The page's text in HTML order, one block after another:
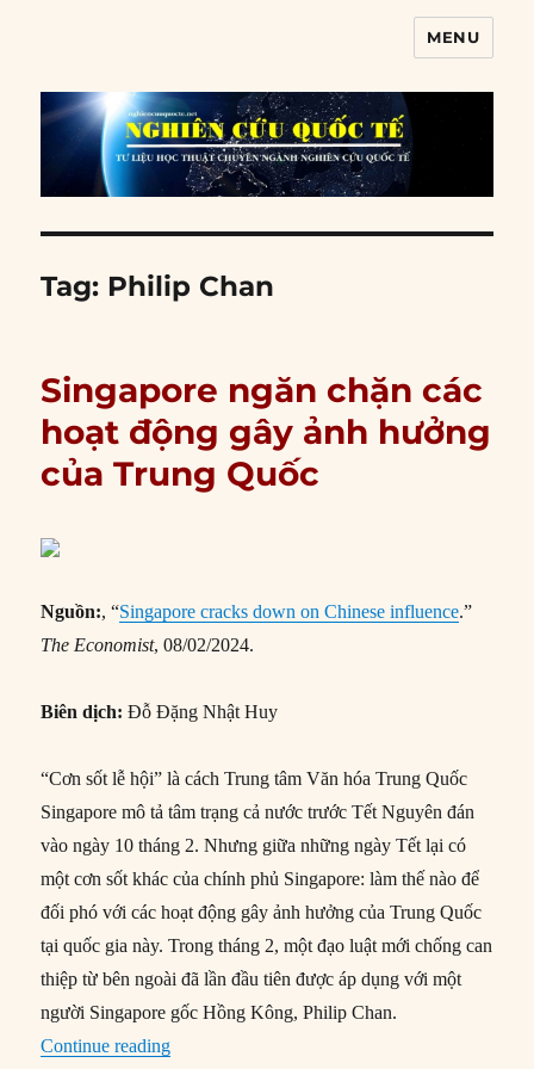
MENU
Tag: Philip Chan
Singapore ngăn chặn các
hoạt động gây ảnh hưởng
của Trung Quốc
Nguồn:, “Singapore cracks down on Chinese influence.”
The Economist, 08/02/2024.
Biên dịch:Đỗ Đặng Nhật Huy
“Cơn sốt lễ hội” là cách Trung tâm Văn hóa Trung Quốc
Singapore mô tả tâm trạng cả nước trước Tết Nguyên đán
vào ngày 10 tháng 2. Nhưng giữa những ngày Tết lại có
một cơn sốt khác của chính phủ Singapore: làm thế nào để
đối phó với các hoạt động gây ảnh hưởng của Trung Quốc
tại quốc gia này. Trong tháng 2, một đạo luật mới chống can
thiệp từ bên ngoài đã lần đầu tiên được áp dụng với một
người Singapore gốc Hồng Kông, Philip Chan.
Continue reading“Singapore ngăn chặn các hoạt động gây ảnh